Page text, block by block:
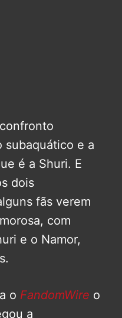
subaquático e a
é a Shuri. E
dois
fãs verem
com
e o Namor,
o FandomWire o
a